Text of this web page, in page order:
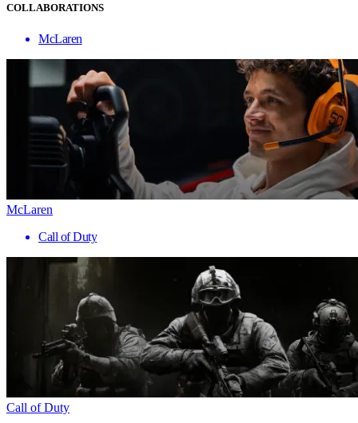
COLLABORATIONS
McLaren
McLaren
Call of Duty
Call of Duty